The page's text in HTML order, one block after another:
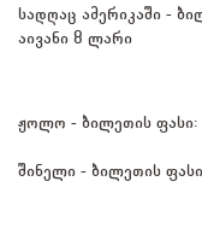
სადღაც ამერიკაში -
აივანი 8 ლარი
ჟოლო - ბილეთის
შინელი - ბილეთის